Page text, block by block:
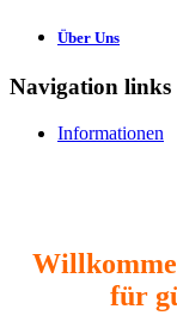
Über Uns
Navigation links
Informationen
für